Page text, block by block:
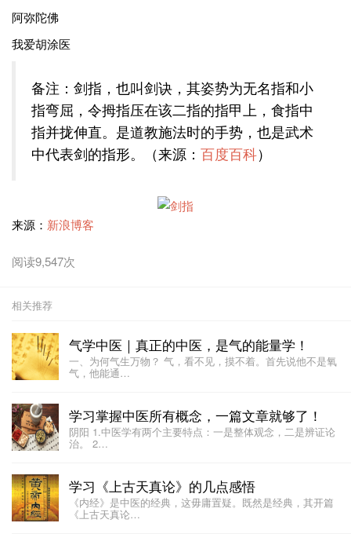
阿弥陀佛
我爱胡涂医
备注：剑指，也叫剑诀，其姿势为无名指和小
指弯屈，令拇指压在该二指的指甲上，食指中
指并拢伸直。是道教施法时的手势，也是武术
中代表剑的指形。（来源： 百度百科）
来源： 新浪博客
阅读9,547次
相关推荐
气学中医｜真正的中医，是气的能量学！
一、为何气生万物？ 气，看不见，摸不着。首先说他不是氧
气，他能通…
学习掌握中医所有概念，一篇文章就够了！
阴阳 1.中医学有两个主要特点：一是整体观念，二是辨证论
治。 2…
学习《上古天真论》的几点感悟
《内经》是中医的经典，这毋庸置疑。既然是经典，其开篇
《上古天真论…